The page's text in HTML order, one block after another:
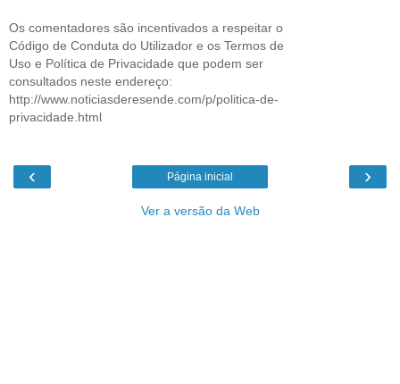
Os comentadores são incentivados a respeitar o
Código de Conduta do Utilizador e os Termos de
Uso e Política de Privacidade que podem ser
consultados neste endereço:
http://www.noticiasderesende.com/p/politica-de-
privacidade.html
‹ ›
Página inicial
Ver a versão da Web